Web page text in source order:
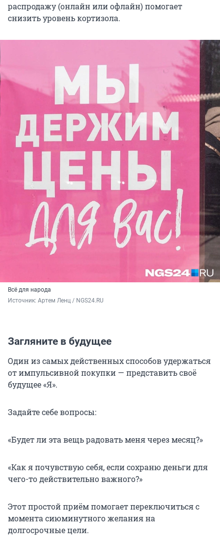
распродажу (онлайн или офлайн) помогает
снизить уровень кортизола.
Всё для народа
Источник: Артем Ленц / NGS24.RU
Загляните в будущее
Один из самых действенных способов удержаться
от импульсивной покупки — представить своё
будущее «Я».
Задайте себе вопросы:
«Будет ли эта вещь радовать меня через месяц?»
«Как я почувствую себя, если сохраню деньги для
чего-то действительно важного?»
Этот простой приём помогает переключиться с
момента сиюминутного желания на
долгосрочные цели.